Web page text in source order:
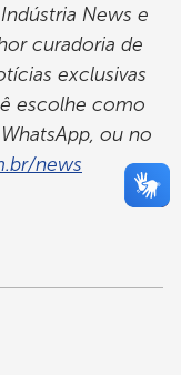
News e
curadoria de
exclusivas
escolhe como
ou no
news